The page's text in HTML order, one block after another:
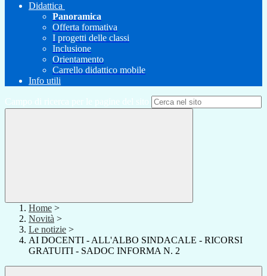
Didattica
Panoramica
Offerta formativa
I progetti delle classi
Inclusione
Orientamento
Carrello didattico mobile
Info utili
Campo di ricerca per le pagine del sito
Home >
Novità >
Le notizie >
AI DOCENTI - ALL'ALBO SINDACALE - RICORSI
GRATUITI - SADOC INFORMA N. 2